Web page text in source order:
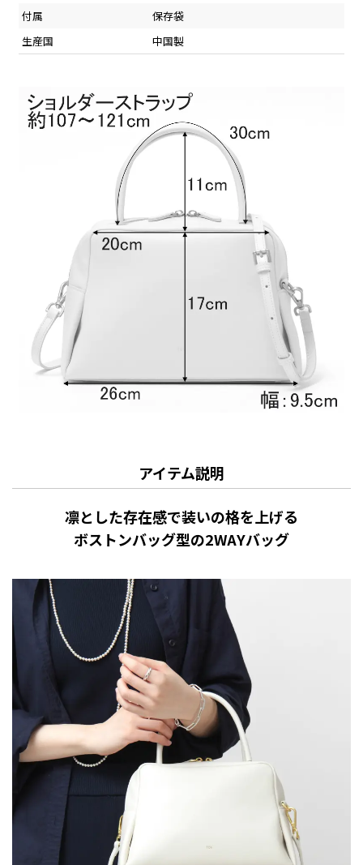
付属
保存袋
生産国
中国製
アイテム説明
凛とした存在感で装いの格を上げる
ボストンバッグ型の2WAYバッグ